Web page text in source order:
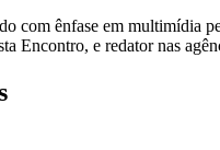
com ênfase em multimídia
Encontro, e redator nas